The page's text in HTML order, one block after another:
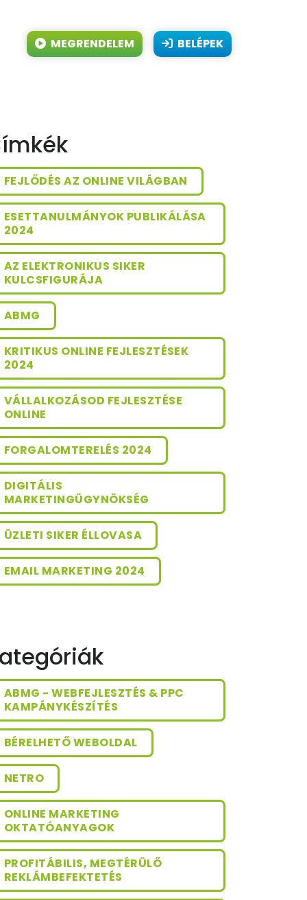
MEGRENDELEM BELÉPEK
FEJLŐDÉS AZ ONLINE VILÁGBAN
ESETTANULMÁNYOK PUBLIKÁLÁSA
2024
AZ ELEKTRONIKUS SIKER
KULCSFIGURÁJA
ABMG
KRITIKUS ONLINE FEJLESZTÉSEK
2024
VÁLLALKOZÁSOD FEJLESZTÉSE
ONLINE
FORGALOMTERELÉS 2024
DIGITÁLIS
MARKETINGÜGYNÖKSÉG
ÜZLETI SIKER ÉLLOVASA
EMAIL MARKETING 2024
ABMG - WEBFEJLESZTÉS & PPC
KAMPÁNYKÉSZÍTÉS
BÉRELHETŐ WEBOLDAL
NETRO
ONLINE MARKETING
OKTATÓANYAGOK
PROFITÁBILIS, MEGTÉRÜLŐ
REKLÁMBEFEKTETÉS